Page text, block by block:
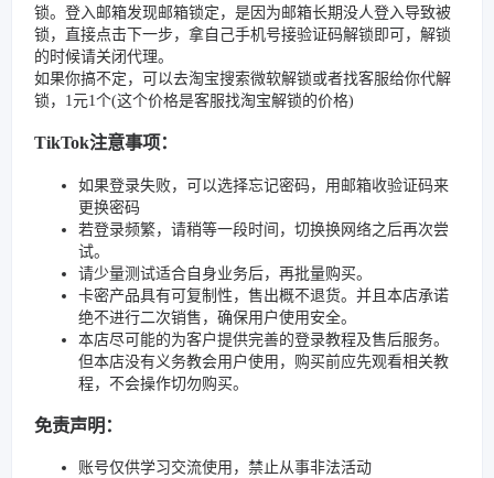
锁。登入邮箱发现邮箱锁定，是因为邮箱长期没人登入导致被
锁，直接点击下一步，拿自己手机号接验证码解锁即可，解锁
的时候请关闭代理。
如果你搞不定，可以去淘宝搜索微软解锁或者找客服给你代解
锁，1元1个(这个价格是客服找淘宝解锁的价格)
TikTok注意事项：
如果登录失败，可以选择忘记密码，用邮箱收验证码来
更换密码
若登录频繁，请稍等一段时间，切换换网络之后再次尝
试。
请少量测试适合自身业务后，再批量购买。
卡密产品具有可复制性，售出概不退货。并且本店承诺
绝不进行二次销售，确保用户使用安全。
本店尽可能的为客户提供完善的登录教程及售后服务。
但本店没有义务教会用户使用，购买前应先观看相关教
程，不会操作切勿购买。
免责声明：
账号仅供学习交流使用，禁止从事非法活动